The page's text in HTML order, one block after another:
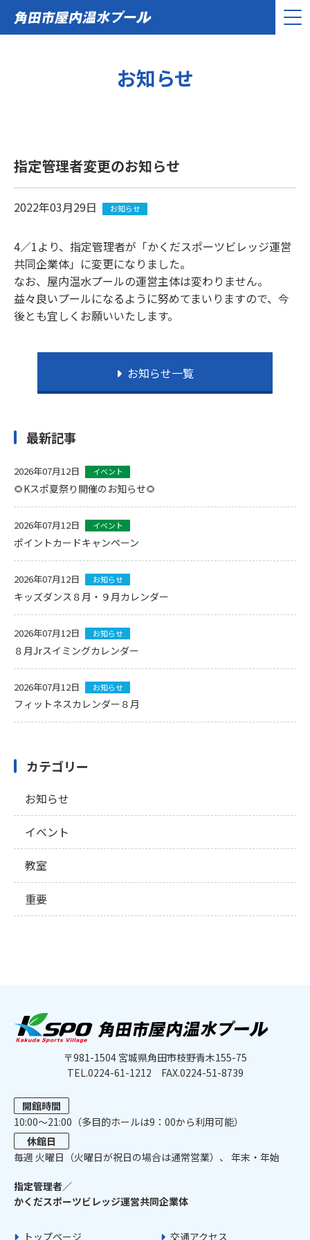
お知らせ
指定管理者変更のお知らせ
2022年03月29日 お知らせ
4／1より、指定管理者が「かくだスポーツビレッジ運営
共同企業体」に変更になりました。
なお、屋内温水プールの運営主体は変わりません。
益々良いプールになるように努めてまいりますので、今
後とも宜しくお願いいたします。
お知らせ一覧
最新記事
2026年07月12日 イベント
🌻Kスポ夏祭り開催のお知らせ🌻
2026年07月12日 イベント
ポイントカードキャンペーン
2026年07月12日 お知らせ
キッズダンス８月・９月カレンダー
2026年07月12日 お知らせ
８月Jrスイミングカレンダー
2026年07月12日 お知らせ
フィットネスカレンダー８月
カテゴリー
お知らせ
イベント
教室
重要
〒981-1504 宮城県角田市枝野青木155-75
TEL.0224-61-1212
FAX.0224-51-8739
開館時間
10:00〜21:00（多目的ホールは9：00から利用可能）
休館日
毎週 ⽕曜⽇（火曜日が祝日の場合は通常営業）、 年末・年始
指定管理者／
かくだスポーツビレッジ運営共同企業体
トップページ 交通アクセス